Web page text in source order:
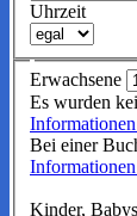
Uhrzeit
Erwachsene
Es wurden
Bei einer
Kinder, Babys